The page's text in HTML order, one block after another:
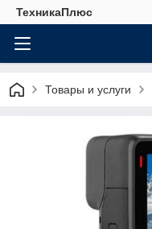
ТехникаПлюс
Товары и услуги